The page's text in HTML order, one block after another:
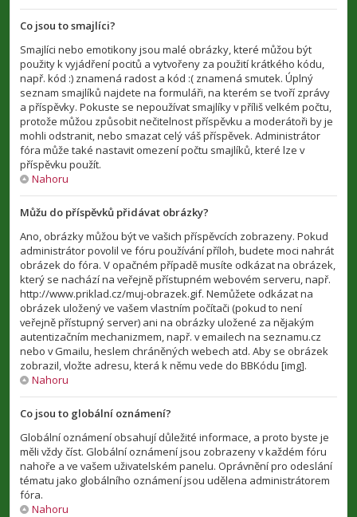
Co jsou to smajlíci?
Smajlíci nebo emotikony jsou malé obrázky, které můžou být
použity k vyjádření pocitů a vytvořeny za použití krátkého kódu,
např. kód :) znamená radost a kód :( znamená smutek. Úplný
seznam smajlíků najdete na formuláři, na kterém se tvoří zprávy
a příspěvky. Pokuste se nepoužívat smajlíky v příliš velkém počtu,
protože můžou způsobit nečitelnost příspěvku a moderátoři by je
mohli odstranit, nebo smazat celý váš příspěvek. Administrátor
fóra může také nastavit omezení počtu smajlíků, které lze v
příspěvku použít.
Nahoru
Můžu do příspěvků přidávat obrázky?
Ano, obrázky můžou být ve vašich příspěvcích zobrazeny. Pokud
administrátor povolil ve fóru používání příloh, budete moci nahrát
obrázek do fóra. V opačném případě musíte odkázat na obrázek,
který se nachází na veřejně přístupném webovém serveru, např.
http://www.priklad.cz/muj-obrazek.gif. Nemůžete odkázat na
obrázek uložený ve vašem vlastním počítači (pokud to není
veřejně přístupný server) ani na obrázky uložené za nějakým
autentizačním mechanizmem, např. v emailech na seznamu.cz
nebo v Gmailu, heslem chráněných webech atd. Aby se obrázek
zobrazil, vložte adresu, která k němu vede do BBKódu [img].
Nahoru
Co jsou to globální oznámení?
Globální oznámení obsahují důležité informace, a proto byste je
měli vždy číst. Globální oznámení jsou zobrazeny v každém fóru
nahoře a ve vašem uživatelském panelu. Oprávnění pro odeslání
tématu jako globálního oznámení jsou udělena administrátorem
fóra.
Nahoru